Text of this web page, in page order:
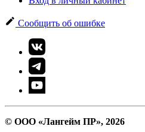
Сообщить об ошибке
© ООО «Лангейм ПР», 2026